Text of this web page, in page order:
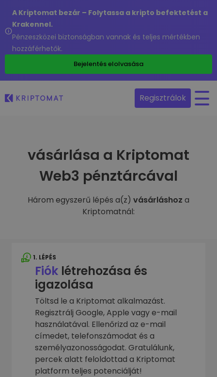
A Kriptomat bezár – Folytassa a kripto befektetést a
Krakennel.
Pénzeszközei biztonságban vannak és teljes mértékben
hozzáférhetők.
Bejelentés elolvasása
Regisztrálok
vásárlása a Kriptomat
Web3 pénztárcával
Három egyszerű lépés a(z) vásárláshoz a
Kriptomatnál:
1. LÉPÉS
Fiók létrehozása és
igazolása
Töltsd le a Kriptomat alkalmazást.
Regisztrálj Google, Apple vagy e-mail
használatával. Ellenőrizd az e-mail
címedet, telefonszámodat és a
személyazonosságodat. Gratulálunk,
percek alatt feloldottad a Kriptomat
platform teljes potenciálját!